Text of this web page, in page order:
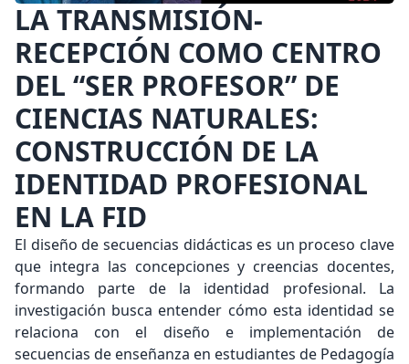
LA TRANSMISIÓN-
RECEPCIÓN COMO CENTRO
DEL “SER PROFESOR” DE
CIENCIAS NATURALES:
CONSTRUCCIÓN DE LA
IDENTIDAD PROFESIONAL
EN LA FID
El diseño de secuencias didácticas es un proceso clave
que integra las concepciones y creencias docentes,
formando parte de la identidad profesional. La
investigación busca entender cómo esta identidad se
relaciona con el diseño e implementación de
secuencias de enseñanza en estudiantes de Pedagogía